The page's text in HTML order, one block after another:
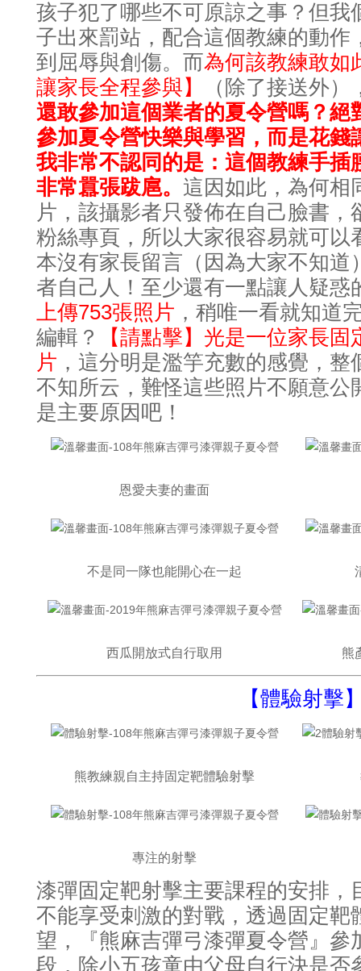
孩子犯了哪些不可原諒之事？但我
子出來罰站，配合這個教練的動作
到屈辱與創傷。而為何該教練敢如
讓家長全程參與 】 （除了接送外）
還敢參加這個業者的夏令營嗎 ？ 絕
參加夏令營快樂與學習，而是花錢
我非常不認同的是：這個教練手插
非常囂張跋扈。 這因如此 ， 為何相
片 ， 該攝影者只發佈在自己臉書 ，
粉絲專頁 ，所以大家很容易就可以
本沒有家長留言（因為大家不知道
者自己人 ！ 至少還有一點讓人疑惑
上傳753張照片 ， 稍唯一看就知道
編輯 ？ 【請點擊】 光是一位家長固
片 ， 這分明是濫竽充數的感覺 ， 整
不知所云 ， 難怪這些照片不願意公
是主要原因吧 ！
恩愛夫妻的畫面
不是同一隊也能開心在一起
西瓜開放式自行取用 熊
【體驗射擊
熊教練親自主持固定靶體驗射擊
專注的射擊
漆彈固定靶射擊主要課程的安排，
不能享受刺激的對戰 ， 透過固定靶
望 ，『熊麻吉彈弓漆彈夏令營』
段，除小五孩童由父母自行決是否